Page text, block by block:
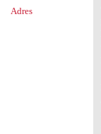
Adres